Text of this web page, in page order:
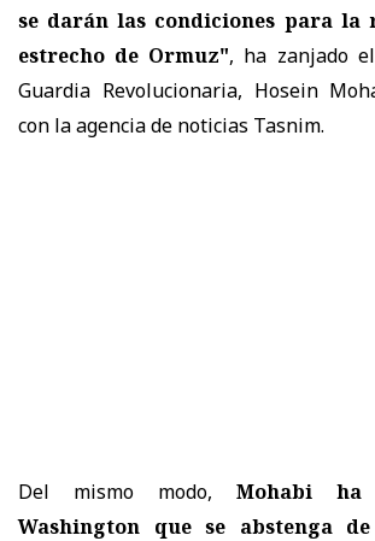
se darán las condiciones para la
estrecho de Ormuz", ha zanjado
Guardia Revolucionaria, Hosein
con la agencia de noticias Tasnim.
Del mismo modo, Mohabi
Washington que se abstenga